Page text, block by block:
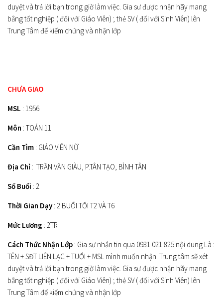
duyệt và trả lời bạn trong giờ làm việc. Gia sư được nhận hãy mang
bằng tốt nghiệp ( đối với Giáo Viên) ; thẻ SV ( đối với Sinh Viên) lên
Trung Tâm để kiểm chứng và nhận lớp
CHƯA GIAO
MSL : 1956
Môn : TOÁN 11
Cần Tìm : GIÁO VIÊN NỮ
Địa Chỉ : TRẦN VĂN GIÀU, P.TÂN TẠO, BÌNH TÂN
Số Buổi : 2
Thời Gian Dạy : 2 BUỔI TỐI T2 VÀ T6
Mức Lương : 2TR
Cách Thức Nhận Lớp : Gia sư nhắn tin qua 0931.021.825 nội dung Là :
TÊN + SĐT LIÊN LẠC + TUỔI + MSL mình muốn nhận. Trung tâm sẽ xét
duyệt và trả lời bạn trong giờ làm việc. Gia sư được nhận hãy mang
bằng tốt nghiệp ( đối với Giáo Viên) ; thẻ SV ( đối với Sinh Viên) lên
Trung Tâm để kiểm chứng và nhận lớp